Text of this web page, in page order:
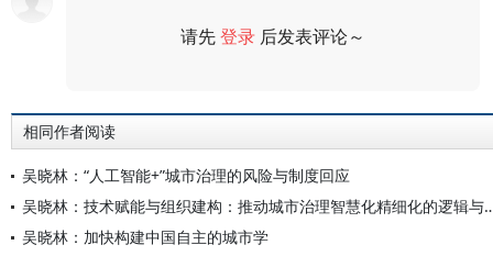
请先登录 后发表评论～
相同作者阅读
吴晓林：“人工智能+”城市治理的风险与制度回应
吴晓林：技术赋能与组织建构
吴晓林：加快构建中国自主的城市学